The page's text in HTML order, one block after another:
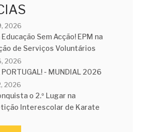
2026
Educação Sem Acção! EPM na
de Serviços Voluntários
2026
PORTUGAL! - MUNDIAL 2026
2026
o 2.º Lugar na
Interescolar de Karate